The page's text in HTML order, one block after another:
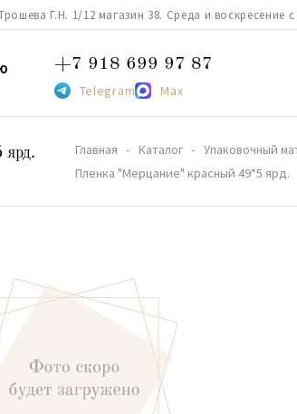
Г.Н. 1/12 магазин 38. Среда и воскресение
+7 918 699 97 87
Telegram Max
ярд. Главная Каталог Упаковочный
Пленка "Мерцание" красный 49*5 ярд.